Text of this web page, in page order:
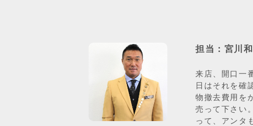
担当：宮川
来店、開口一
日はそれを確
物撤去費用を
売って下さい
って、アンタ